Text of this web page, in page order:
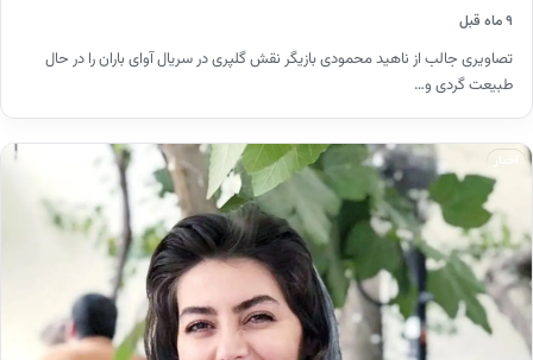
۹ ماه قبل
تصاویری جالب از ناهید محمودی بازیگر نقش گلپری در سریال آوای باران را در حال
طبیعت گردی و…
اخبار